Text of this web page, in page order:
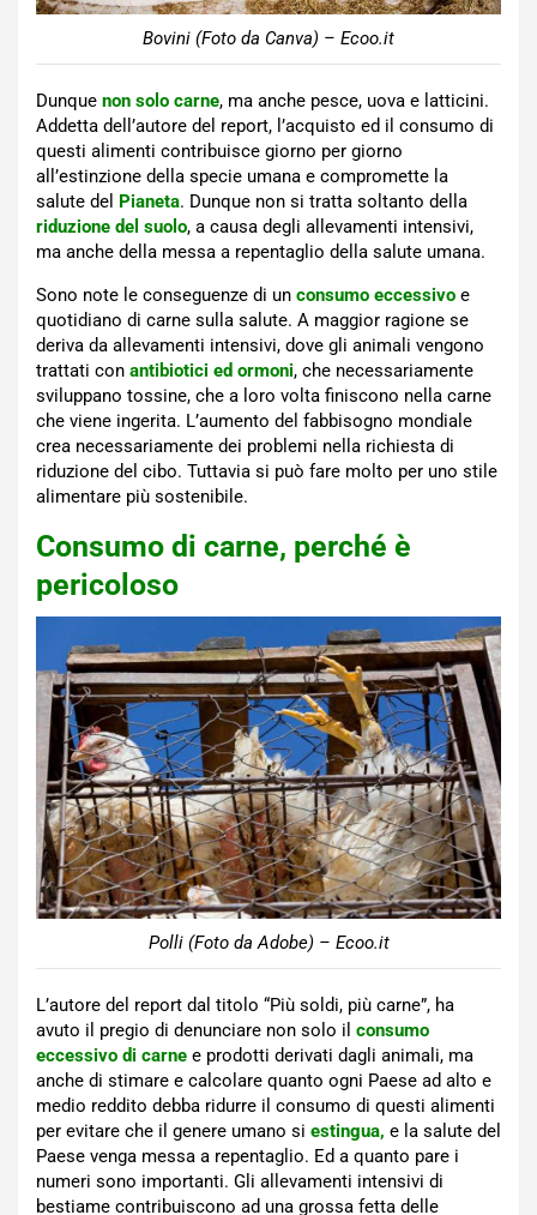
Bovini (Foto da Canva) – Ecoo.it
Dunque non solo carne, ma anche pesce, uova e latticini.
Addetta dell’autore del report, l’acquisto ed il consumo di
questi alimenti contribuisce giorno per giorno
all’estinzione della specie umana e compromette la
salute del Pianeta. Dunque non si tratta soltanto della
riduzione del suolo, a causa degli allevamenti intensivi,
ma anche della messa a repentaglio della salute umana.
Sono note le conseguenze di un consumo eccessivo e
quotidiano di carne sulla salute. A maggior ragione se
deriva da allevamenti intensivi, dove gli animali vengono
trattati con antibiotici ed ormoni, che necessariamente
sviluppano tossine, che a loro volta finiscono nella carne
che viene ingerita. L’aumento del fabbisogno mondiale
crea necessariamente dei problemi nella richiesta di
riduzione del cibo. Tuttavia si può fare molto per uno stile
alimentare più sostenibile.
Consumo di carne, perché è
pericoloso
Polli (Foto da Adobe) – Ecoo.it
L’autore del report dal titolo “Più soldi, più carne”, ha
avuto il pregio di denunciare non solo il consumo
eccessivo di carne e prodotti derivati dagli animali, ma
anche di stimare e calcolare quanto ogni Paese ad alto e
medio reddito debba ridurre il consumo di questi alimenti
per evitare che il genere umano si estingua, e la salute del
Paese venga messa a repentaglio. Ed a quanto pare i
numeri sono importanti. Gli allevamenti intensivi di
bestiame contribuiscono ad una grossa fetta delle